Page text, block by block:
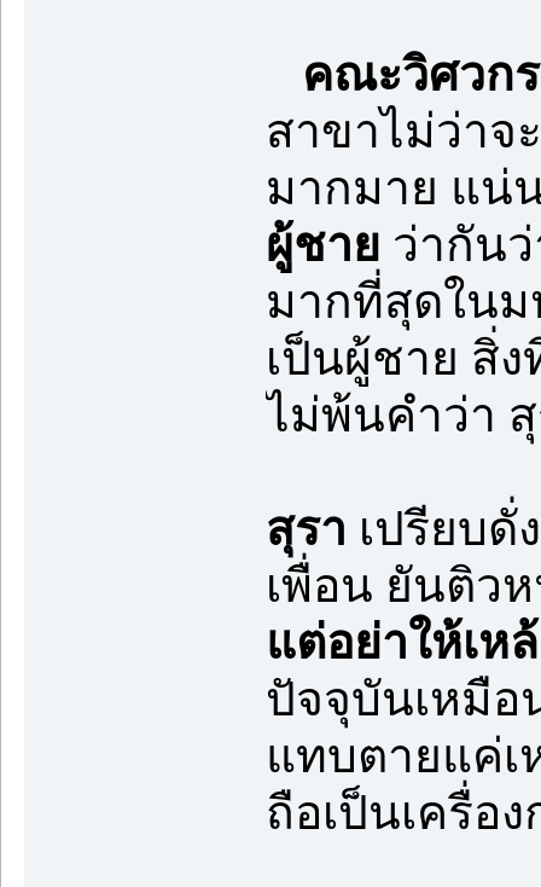
คณะวิศวก
สาขาไม่ว่าจ
มากมาย แน่
ผู้ชาย ว่ากัน
มากที่สุดในม
เป็นผู้ชาย สิ่
ไม่พ้นคำว่า
สุรา เปรียบดั่
เพื่อน ยันติว
แต่อย่าให้เห
ปัจจุบันเหมือ
แทบตายแค่เ
ถือเป็นเครื่อ